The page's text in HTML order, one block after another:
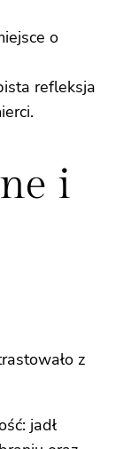
o
refleksja
i
z
jadł